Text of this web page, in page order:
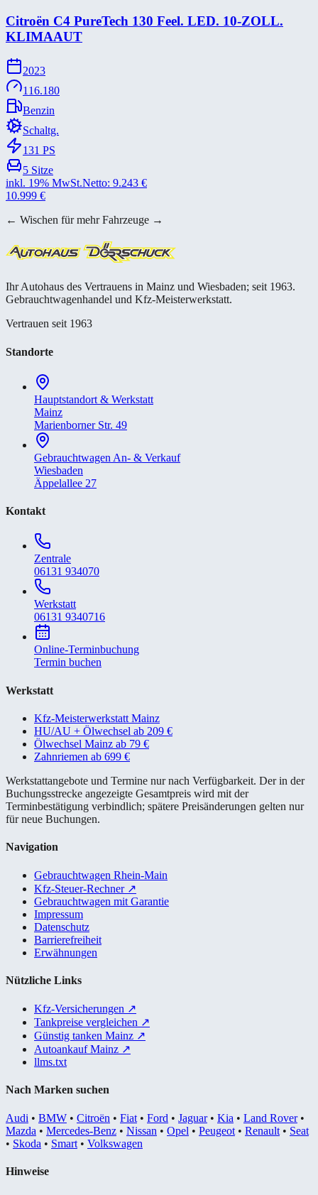
Citroën C4 PureTech 130 Feel. LED. 10-​ZOLL.
KLIMAAUT
2023
116.180
Benzin
Schaltg.
131 PS
5 Sitze
inkl. 19% MwSt.Netto: 9.243 €
10.999 €
← Wischen für mehr Fahrzeuge →
Ihr Autohaus des Vertrauens in Mainz und Wiesbaden; seit 1963.
Gebrauchtwagenhandel und Kfz-Meisterwerkstatt.
Vertrauen seit 1963
Standorte
Hauptstandort & Werkstatt
Mainz
Marienborner Str. 49
Gebrauchtwagen An- & Verkauf
Wiesbaden
Äppelallee 27
Kontakt
Zentrale
06131 934070
Werkstatt
06131 9340716
Online-Terminbuchung
Termin buchen
Werkstatt
Kfz-Meisterwerkstatt Mainz
HU/AU + Ölwechsel ab 209 €
Ölwechsel Mainz ab 79 €
Zahnriemen ab 699 €
Werkstattangebote und Termine nur nach Verfügbarkeit. Der in der
Buchungsstrecke angezeigte Gesamtpreis wird mit der
Terminbestätigung verbindlich; spätere Preisänderungen gelten nur
für neue Buchungen.
Navigation
Gebrauchtwagen Rhein-Main
Kfz-Steuer-Rechner ↗
Gebrauchtwagen mit Garantie
Impressum
Datenschutz
Barrierefreiheit
Erwähnungen
Nützliche Links
Kfz-Versicherungen ↗
Tankpreise vergleichen ↗
Günstig tanken Mainz ↗
Autoankauf Mainz ↗
llms.txt
Nach Marken suchen
Audi • BMW • Citroën • Fiat • Ford • Jaguar• Kia • Land Rover•
Mazda • Mercedes-Benz • Nissan • Opel • Peugeot • Renault • Seat
• Skoda • Smart • Volkswagen
Hinweise